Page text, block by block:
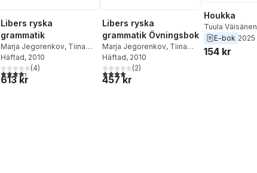
Libers ryska
grammatik
Marja Jegorenkov, Tiina
Salomaa,Kerstin B. Rydén
Häftad, 2010
4,3utav 5 stjärnor. Totalt antal röster:
(4)
613 kr
Libers ryska
grammatik Övningsbok
Marja Jegorenkov, Tiina
Salomaa,Kerstin B. Rydén
Häftad, 2010
4,0utav 5 stjärnor. Totalt antal röster:
(2)
457 kr
Houkka
Tuula Väisänen
E-bok 2025
154 kr